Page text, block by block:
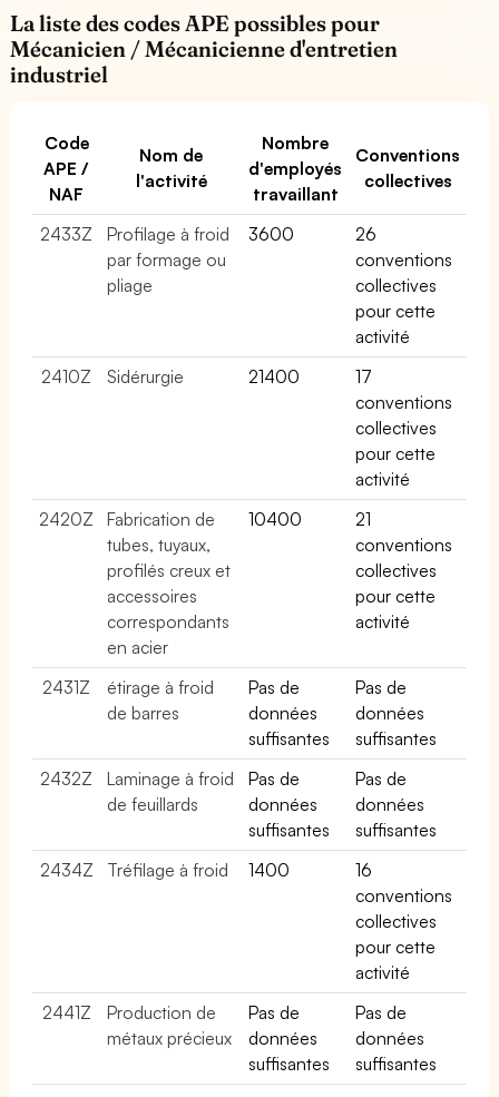
La liste des codes APE possibles pour
Mécanicien / Mécanicienne d'entretien
industriel
Code
APE /
NAF
Nom de
l'activité
Nombre
d'employés
travaillant
Conventions
collectives
2433Z
Profilage à froid
par formage ou
pliage
3600
26
conventions
collectives
pour cette
activité
2410Z
Sidérurgie 21400
17
conventions
collectives
pour cette
activité
2420Z
Fabrication de
tubes, tuyaux,
profilés creux et
accessoires
correspondants
en acier
10400
21
conventions
collectives
pour cette
activité
2431Z
étirage à froid
de barres
Pas de
données
suffisantes
Pas de
données
suffisantes
2432Z
Laminage à froid
de feuillards
Pas de
données
suffisantes
Pas de
données
suffisantes
2434Z
Tréfilage à froid 1400
16
conventions
collectives
pour cette
activité
2441Z
Production de
métaux précieux
Pas de
données
suffisantes
Pas de
données
suffisantes